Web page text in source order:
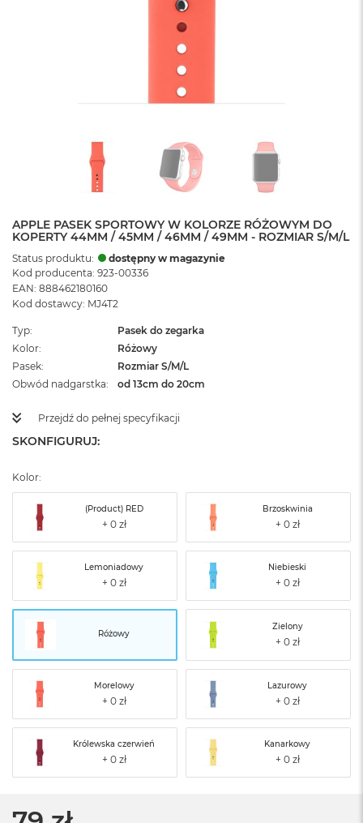
APPLE PASEK SPORTOWY W KOLORZE RÓŻOWYM DO
KOPERTY 44MM / 45MM / 46MM / 49MM - ROZMIAR S/M/L
Status produktu:
dostępny w magazynie
Kod producenta: 923-00336
EAN: 888462180160
Kod dostawcy: MJ4T2
Typ
Pasek do zegarka
Kolor
Różowy
Pasek
Rozmiar S/M/L
Obwód nadgarstka
od 13cm do 20cm
Przejdź do pełnej specyfikacji
SKONFIGURUJ:
Kolor:
(Product) RED Brzoskwinia
Lemoniadowy Niebieski
Różowy
Zielony
Morelowy Lazurowy
Królewska czerwień Kanarkowy